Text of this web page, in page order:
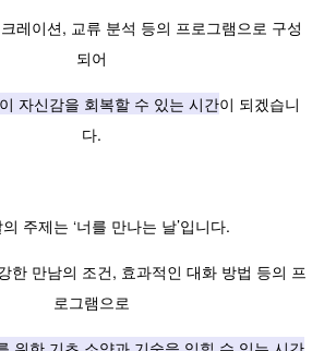
레이션, 교류 분석 등의 프로그램으로 구성
되어
자신감을 회복할 수 있는 시간이 되겠습니
다.
주제는 ‘너를 만나는 날’입니다.
한 만남의 조건, 효과적인 대화 방법 등의 프
로그램으로